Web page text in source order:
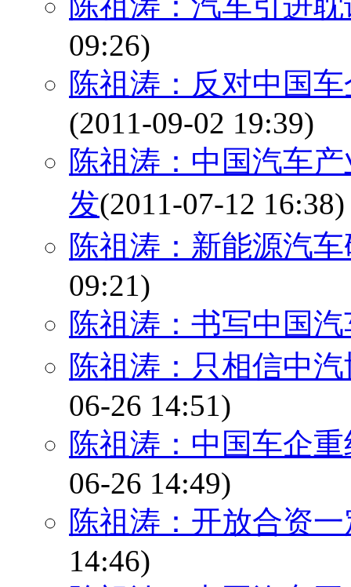
09:26)
陈祖涛：反对中国
(2011-09-02 19:39)
陈祖涛：中国汽车
发(2011-07-12 16:38)
陈祖涛：新能源汽
09:21)
陈祖涛：书写中国
陈祖涛：只相信中
06-26 14:51)
陈祖涛：中国车企
06-26 14:49)
陈祖涛：开放合资
14:46)